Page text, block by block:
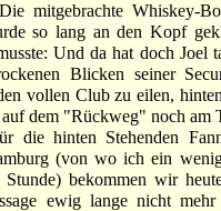
mitgebrachte Whiskey-
so lang an den Kopf
Und da hat doch Joel
Blicken seiner
vollen Club zu eilen,
dem "Rückweg" noch am
hinten Stehenden
(von wo ich ein
bekommen wir
ewig lange nicht mehr